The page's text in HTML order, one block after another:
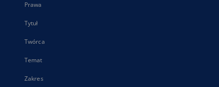
Prawa
Tytuł
Twórca
Temat
Zakres